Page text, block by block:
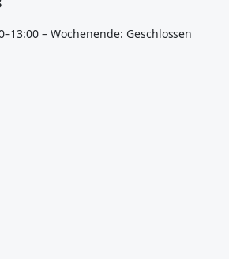
– Wochenende: Geschlossen